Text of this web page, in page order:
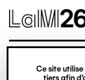
Gestion des
Ce site
tiers afin